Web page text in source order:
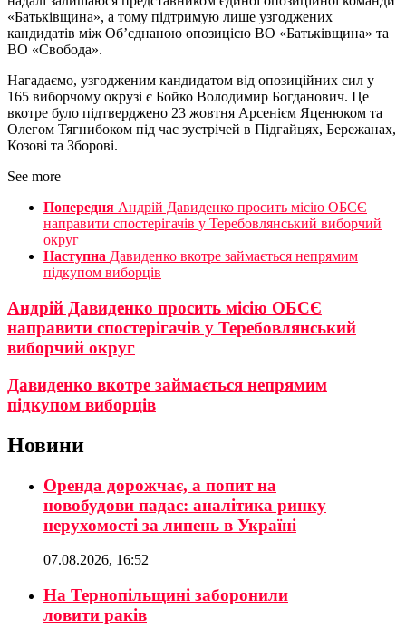
«Батьківщина», а тому підтримую лише узгоджених
кандидатів між Об’єднаною опозицією ВО «Батьківщина» та
ВО «Свобода».
Нагадаємо, узгодженим кандидатом від опозиційних сил у
165 виборчому окрузі є Бойко Володимир Богданович. Це
вкотре було підтверджено 23 жовтня Арсенієм Яценюком та
Олегом Тягнибоком під час зустрічей в Підгайцях, Бережанах,
Козові та Зборові.
See more
Попередня Андрій Давиденко просить місію ОБСЄ
направити спостерігачів у Теребовлянський виборчий
округ
Наступна Давиденко вкотре займається непрямим
підкупом виборців
Андрій Давиденко просить місію ОБСЄ
направити спостерігачів у Теребовлянський
виборчий округ
Давиденко вкотре займається непрямим
підкупом виборців
Новини
Оренда дорожчає, а попит на
новобудови падає: аналітика ринку
нерухомості за липень в Україні
07.08.2026, 16:52
На Тернопільщині заборонили
ловити раків